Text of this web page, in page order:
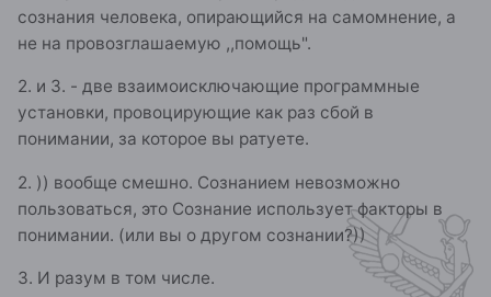
сознания человека, опирающийся на самомнение, а
не на провозглашаемую ,,помощь".
2. и 3. - две взаимоисключающие программные
установки, провоцирующие как раз сбой в
понимании, за которое вы ратуете.
2. )) вообще смешно. Сознанием невозможно
пользоваться, это Сознание использует факторы в
понимании. (или вы о другом сознании?))
З. И разум в том числе.